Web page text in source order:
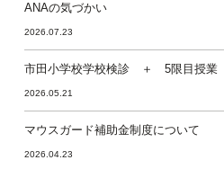
ANAの気づかい
2026.07.23
市田小学校学校検診 ＋ 5限目授業
2026.05.21
マウスガード補助金制度について
2026.04.23